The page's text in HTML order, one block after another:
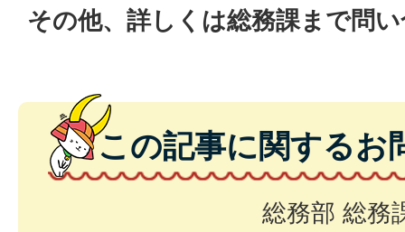
その他、詳しくは総務課まで問
この記事に関するお
総務部 総務